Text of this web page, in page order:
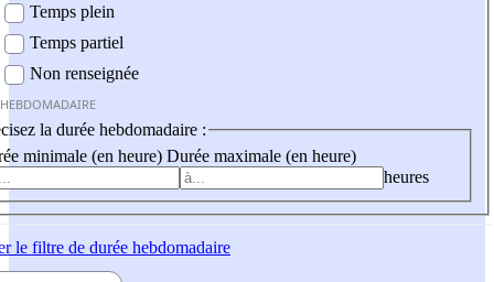
Temps plein
Temps partiel
Non renseignée
la durée hebdomadaire :
minimale (en heure) Durée maximale (en heure)
heures
le filtre de durée hebdomadaire